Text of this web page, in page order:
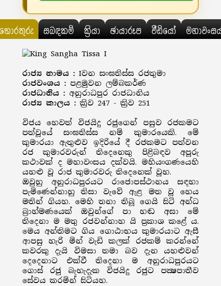
සබඳකම් ක්‍රියා ඡායාරූප වීඩියෝ
රාජ්‍ය නාමය : Iවන සංඝතිස්ස රජතුමා
රාජවංශය : පළමුවන ලම්බකර්ණ
රාජධානිය : අනුරාධපුර රාජධානිය
රාජ්‍ය කාලය : ක්‍රිව 247 - ක්‍රිව 251
විජය හෙවත් විජයිදු රජුගෙන් පසුව රජකමට
පත්වූයේ සංඝතිස්ස නම් කුමාරයෙකි. මේ
කුමාරයා ඇතුළුව ඉදිරියේ දී රජකමට පත්වන
රජ කුමාරවරුන් තිදෙනෙකු පිළිබඳව අපූරු
කථාවක් ද මහාවංසය දක්වයි. මහියංගණයෙහි
යහළු වූ රාජ කුමාරවරු තිදෙනෙක් වූහ.
ඔවුහු අනුරාධපුරයට රාජොපස්ථානය සඳහා
පැමිණෙන්නාහු තිසා වැවේ ඇළ මත වූ හෙය
මතින් ගියහ. මෙහි තනා තිබූ ගෙයි සිටි අන්ධ
බ්‍රාහ්මණයෙක් ඔවුන්ගේ පා හඬ අසා මේ
තිදෙනා ම මතු රජවන්නාහ යි ප්‍රකාශ කළේ ය.
මෙය අන්තිමට ගිය ගොඨාභය කුමාරයාට ඇසී
ආපසු හැරි මින් වැඩි කලක් රජකම් කරන්නේ
කවරකු දැයි විමසා තමා බව දැන යහළුවන්
දෙදෙනාට එක්වී තිදෙනා ම අනුරාධපුරයට
ගොස් රජු බැහැදැක විජයිදු රජුට පක්‍ෂපාතීව
සේවය කරමින් සිටියහ.